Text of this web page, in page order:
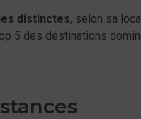
distinctes, selon sa
5 des destinations